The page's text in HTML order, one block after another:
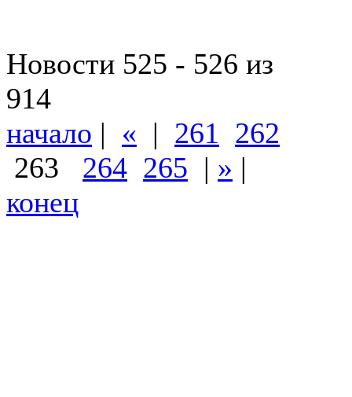
Новости 525 - 526 из
914
начало | « | 261 262
263
264 265 | » |
конец